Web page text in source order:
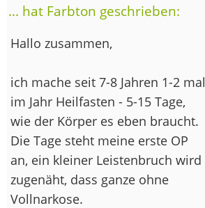
... hat Farbton geschrieben:
Hallo zusammen,
ich mache seit 7-8 Jahren 1-2 mal
im Jahr Heilfasten - 5-15 Tage,
wie der Körper es eben braucht.
Die Tage steht meine erste OP
an, ein kleiner Leistenbruch wird
zugenäht, dass ganze ohne
Vollnarkose.